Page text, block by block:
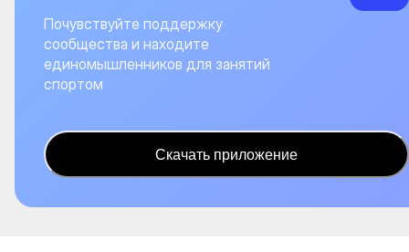
Почувствуйте поддержку
сообщества и находите
единомышленников для занятий
спортом
Скачать приложение